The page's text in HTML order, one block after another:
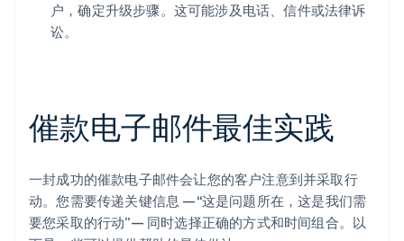
户，确定升级步骤。这可能涉及电话、信件或法律诉
讼。
催款电子邮件最佳实践
一封成功的催款电子邮件会让您的客户注意到并采取行
动。您需要传递关键信息 —“这是问题所在，这是我们需
要您采取的行动”— 同时选择正确的方式和时间组合。以